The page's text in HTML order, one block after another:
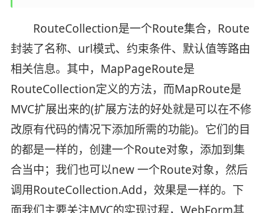
RouteCollection是一个Route集合，Route
封装了名称、url模式、约束条件、默认值等路由
相关信息。其中，MapPageRoute是
RouteCollection定义的方法，而MapRoute是
MVC扩展出来的(扩展方法的好处就是可以在不修
改原有代码的情况下添加所需的功能)。它们的目
的都是一样的，创建一个Route对象，添加到集
合当中；我们也可以new 一个Route对象，然后
调用RouteCollection.Add，效果是一样的。下